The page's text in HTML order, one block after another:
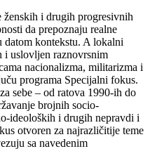
ženskih i drugih progresivnih
da prepoznaju realne
datom kontekstu. A lokalni
i uslovljen raznovrsnim
nacionalizma, militarizma i
programa Specijalni fokus.
sebe – od ratova 1990-ih do
brojnih socio-
ideoloških i drugih nepravdi i
otvoren za najrazličitije teme
sa navedenim